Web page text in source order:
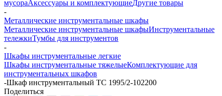
мусораАксессуары и комплектующиеДругие товары
-
Металлические инструментальные шкафы
Металлические инструментальные шкафыИнструментальные
тележкиТумбы для инструментов
-
Шкафы инструментальные легкие
Шкафы инструментальные тяжелыеКомплектующие для
инструментальных шкафов
-Шкаф инструментальный ТС 1995/2-102200
Поделиться